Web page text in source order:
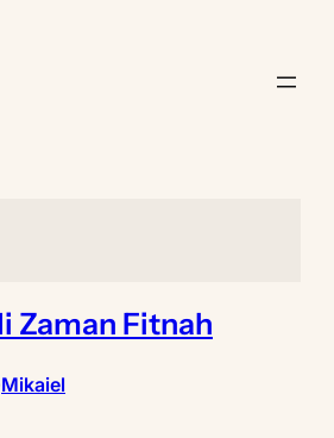
Zaman Fitnah
Mikaiel